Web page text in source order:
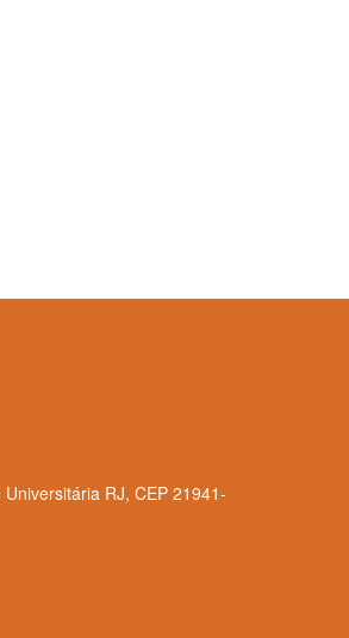
RJ, CEP 21941-